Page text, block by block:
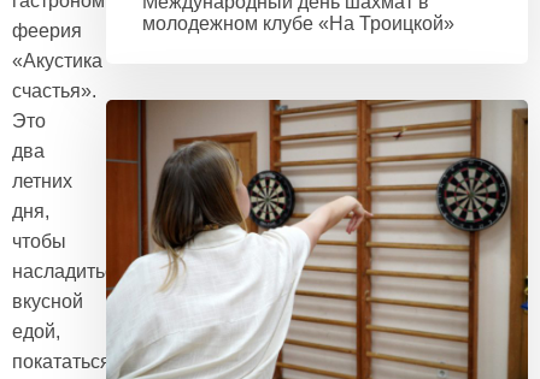
феерия
«Акустика
счастья».
Это
два
летних
дня,
чтобы
насладиться
вкусной
едой,
покататься
молодежном клубе «На Троицкой»